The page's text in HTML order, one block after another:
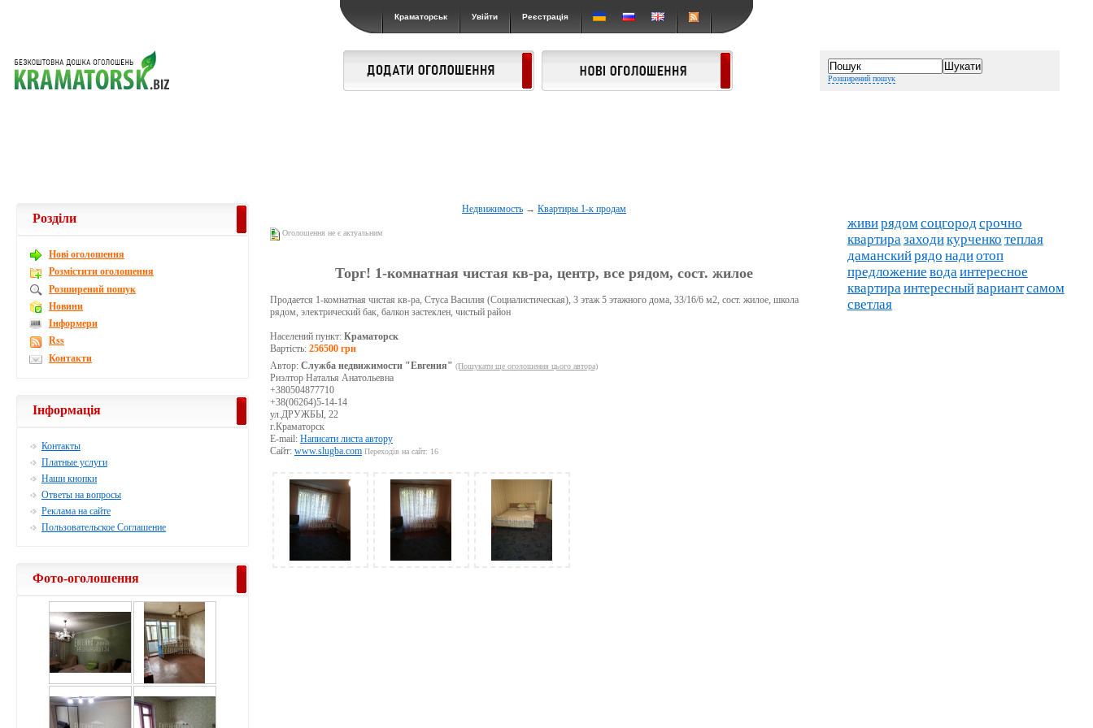
Краматорськ Увійти Реєстрація
Розширений пошук
Недвижимость →Квартиры 1-к продам
Оголошення не є актуальним
Торг! 1-комнатная чистая кв-ра, центр, все рядом, сост. жилое
Продается 1-комнатная чистая кв-ра, Стуса Василия (Социалистическая), 3 этаж 5 этажного дома, 33/16/6 м2, сост. жилое, школа
рядом, электрический бак, балкон застеклен, чистый район
Населений пункт: Краматорск
Вартість: 256500 грн
Автор: Служба недвижимости "Евгения" (Пошукати ще оголошення цього автора)
Риэлтор Наталья Анатольевна
+380504877710
+38(06264)5-14-14
ул.ДРУЖБЫ, 22
г.Краматорск
E-mail: Написати листа автору
Сайт: www.slugba.com Переходів на сайт: 16
Розділи
Новi оголошення
Розмістити оголошення
Розширений пошук
Новини
Інформери
Rss
Контакти
Інформація
Контакты
Платные услуги
Наши кнопки
Ответы на вопросы
Реклама на сайте
Пользовательское Соглашение
Фото-оголошення
живирядомсоцгородсрочно
квартиразаходикурченко теплая
даманскийрядо надиотоп
предложение водаинтересное
квартираинтересныйвариантсамом
светлая